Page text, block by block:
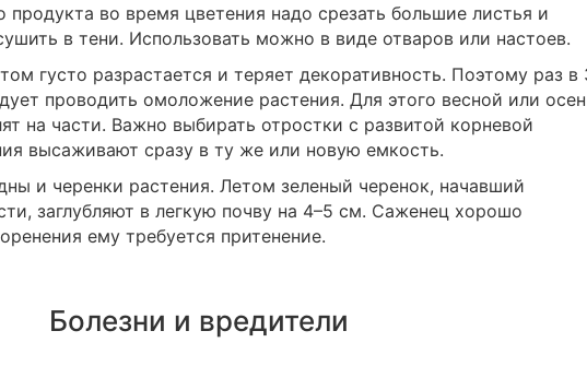
продукта во время цветения надо срезать большие листья и
в тени. Использовать можно в виде отваров или настоев.
густо разрастается и теряет декоративность. Поэтому раз в
проводить омоложение растения. Для этого весной или
на части. Важно выбирать отростки с развитой корневой
высаживают сразу в ту же или новую емкость.
и черенки растения. Летом зеленый черенок, начавший
заглубляют в легкую почву на 4–5 см. Саженец хорошо
ему требуется притенение.
Болезни и вредители